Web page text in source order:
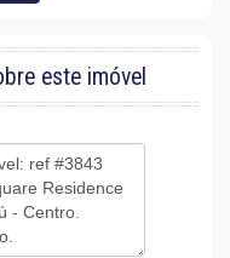
este imóvel